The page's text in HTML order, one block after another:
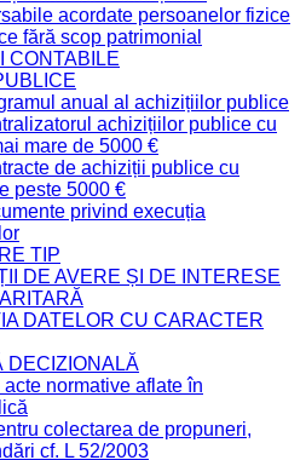
acordate persoanelor fizice
fără scop patrimonial
CONTABILE
anual al achizițiilor publice
achizițiilor publice cu
mare de 5000 €
de achiziții publice cu
peste 5000 €
privind execuția
TIP
DE AVERE ȘI DE INTERESE
DATELOR CU CARACTER
DECIZIONALĂ
normative aflate în
colectarea de propuneri,
cf. L 52/2003